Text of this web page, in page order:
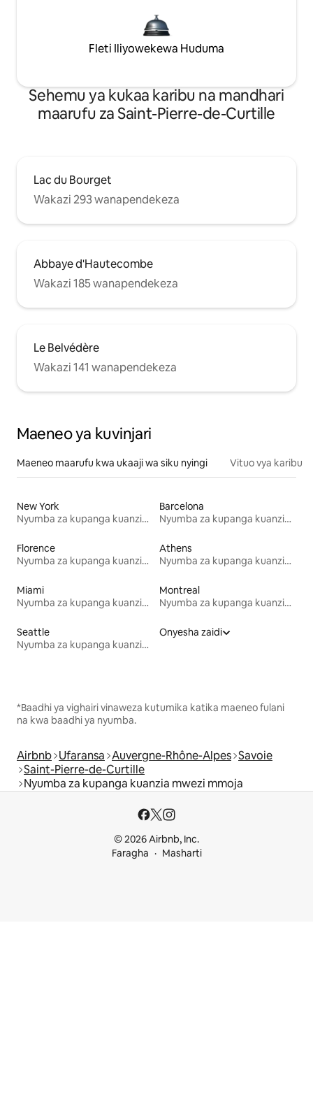
Fleti Iliyowekewa Huduma
Sehemu ya kukaa karibu na mandhari
maarufu za Saint-Pierre-de-Curtille
Lac du Bourget
Wakazi 293 wanapendekeza
Abbaye d'Hautecombe
Wakazi 185 wanapendekeza
Le Belvédère
Wakazi 141 wanapendekeza
Maeneo ya kuvinjari
Maeneo maarufu kwa ukaaji wa siku nyingi Vituo vya karibu
New York
Nyumba za kupanga kuanzia mwezi mmoja
Barcelona
Nyumba za kupanga kuanzia mwezi mmoja
Florence
Nyumba za kupanga kuanzia mwezi mmoja
Athens
Nyumba za kupanga kuanzia mwezi mmoja
Miami
Nyumba za kupanga kuanzia mwezi mmoja
Montreal
Nyumba za kupanga kuanzia mwezi mmoja
Seattle
Nyumba za kupanga kuanzia mwezi mmoja
Onyesha zaidi
*Baadhi ya vighairi vinaweza kutumika katika maeneo fulani
na kwa baadhi ya nyumba.
Airbnb Ufaransa Auvergne-Rhône-Alpes Savoie
Saint-Pierre-de-Curtille
Nyumba za kupanga kuanzia mwezi mmoja
© 2026 Airbnb, Inc.
Faragha
Masharti